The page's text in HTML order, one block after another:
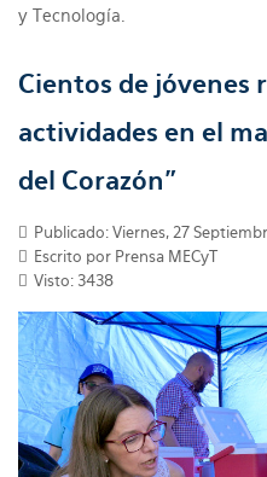
y Tecnología.
Cientos de jóvenes
actividades en el
del Corazón”
Publicado: Viernes, 27
Escrito por Prensa MECyT
Visto: 3438